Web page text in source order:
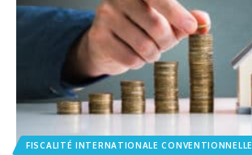
FISCALITÉ INTERNATIONALE CONVENTIONNELLE